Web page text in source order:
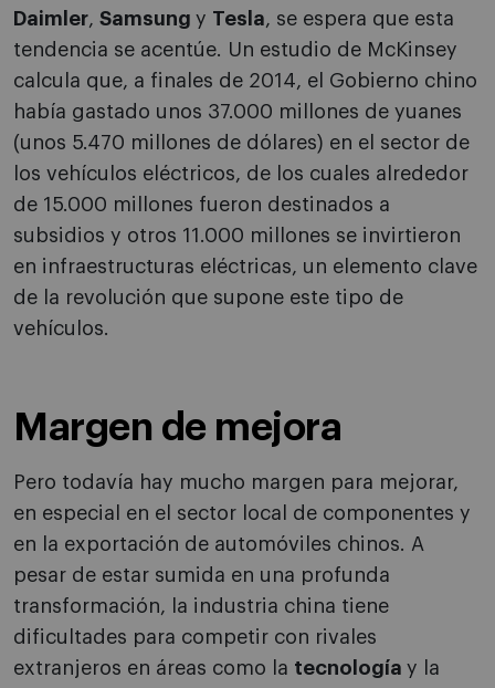
Daimler, Samsung y Tesla, se espera que esta
tendencia se acentúe. Un estudio de McKinsey
calcula que, a finales de 2014, el Gobierno chino
había gastado unos 37.000 millones de yuanes
(unos 5.470 millones de dólares) en el sector de
los vehículos eléctricos, de los cuales alrededor
de 15.000 millones fueron destinados a
subsidios y otros 11.000 millones se invirtieron
en infraestructuras eléctricas, un elemento clave
de la revolución que supone este tipo de
vehículos.
Margen de mejora
Pero todavía hay mucho margen para mejorar,
en especial en el sector local de componentes y
en la exportación de automóviles chinos. A
pesar de estar sumida en una profunda
transformación, la industria china tiene
dificultades para competir con rivales
extranjeros en áreas como la tecnología y la